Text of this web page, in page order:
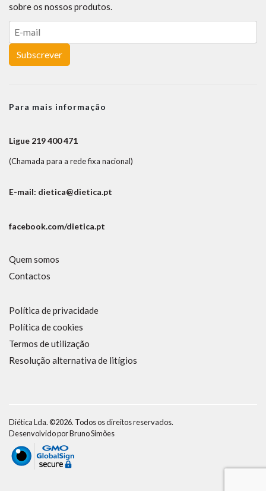
sobre os nossos produtos.
Subscrever
Para mais informação
Ligue 219 400 471
(Chamada para a rede fixa nacional)
E-mail: dietica@dietica.pt
facebook.com/dietica.pt
Quem somos
Contactos
Política de privacidade
Política de cookies
Termos de utilização
Resolução alternativa de litígios
Diética Lda. ©2026. Todos os direitos reservados.
Desenvolvido porBruno Simões